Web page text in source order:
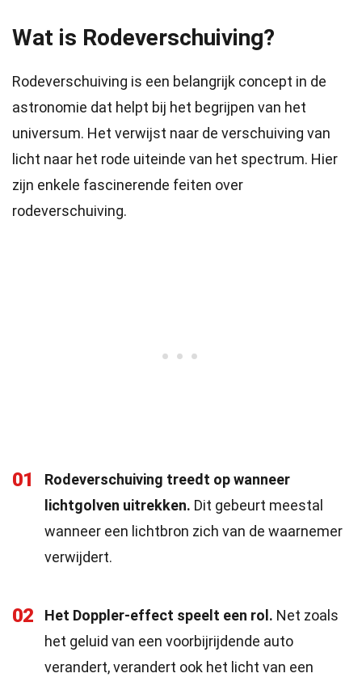
Wat is Rodeverschuiving?
Rodeverschuiving is een belangrijk concept in de
astronomie dat helpt bij het begrijpen van het
universum. Het verwijst naar de verschuiving van
licht naar het rode uiteinde van het spectrum. Hier
zijn enkele fascinerende feiten over
rodeverschuiving.
01
Rodeverschuiving treedt op wanneer
lichtgolven uitrekken. Dit gebeurt meestal
wanneer een lichtbron zich van de waarnemer
verwijdert.
02 Het Doppler-effect speelt een rol. Net zoals
het geluid van een voorbijrijdende auto
verandert, verandert ook het licht van een